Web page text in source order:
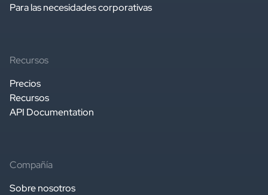
Para las necesidades corporativas
Recursos
Precios
Recursos
API Documentation
Compañía
Sobre nosotros